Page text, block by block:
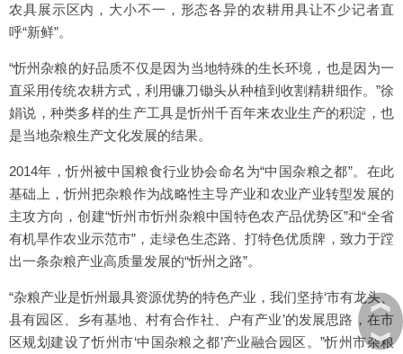
农具展示区内，大小不一，形态各异的农耕用具让不少记者直
呼“新鲜”。
“忻州杂粮的好品质不仅是因为当地特殊的生长环境，也是因为一
直采用传统农耕方式，利用镰刀锄头从种植到收割精耕细作。”徐
娟说，种类多样的生产工具是忻州千百年来农业生产的积淀，也
是当地杂粮生产文化发展的结果。
2014年，忻州被中国粮食行业协会命名为“中国杂粮之都”。在此
基础上，忻州把杂粮作为战略性主导产业和农业产业转型发展的
主攻方向，创建“忻州市忻州杂粮中国特色农产品优势区”和“全省
有机旱作农业示范市”，走绿色生态路、打特色优质牌，致力于蹚
出一条杂粮产业高质量发展的“忻州之路”。
“杂粮产业是忻州最具资源优势的特色产业，我们坚持‘市有龙头、
县有园区、乡有基地、村有合作社、户有产业’的发展思路，在市
区规划建设了忻州市‘中国杂粮之都’产业融合园区。”忻州市杂粮
︽
︾